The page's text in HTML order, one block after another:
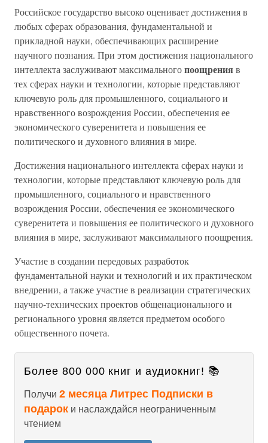
Российское государство высоко оценивает достижения в
любых сферах образования, фундаментальной и
прикладной науки, обеспечивающих расширение
научного познания. При этом достижения национального
интеллекта заслуживают максимальногопоощрения в
тех сферах науки и технологии, которые представляют
ключевую роль для промышленного, социального и
нравственного возрождения России, обеспечения ее
экономического суверенитета и повышения ее
политического и духовного влияния в мире.
Достижения национального интеллекта сферах науки и
технологии, которые представляют ключевую роль для
промышленного, социального и нравственного
возрождения России, обеспечения ее экономического
суверенитета и повышения ее политического и духовного
влияния в мире, заслуживают максимального поощрения.
Участие в создании передовых разработок
фундаментальной науки и технологий и их практическом
внедрении, а также участие в реализации стратегических
научно-технических проектов общенационального и
регионального уровня является предметом особого
общественного почета.
Более 800 000 книг и аудиокниг! 📚
Получи 2 месяца Литрес Подписки в
подарок и наслаждайся неограниченным
чтением